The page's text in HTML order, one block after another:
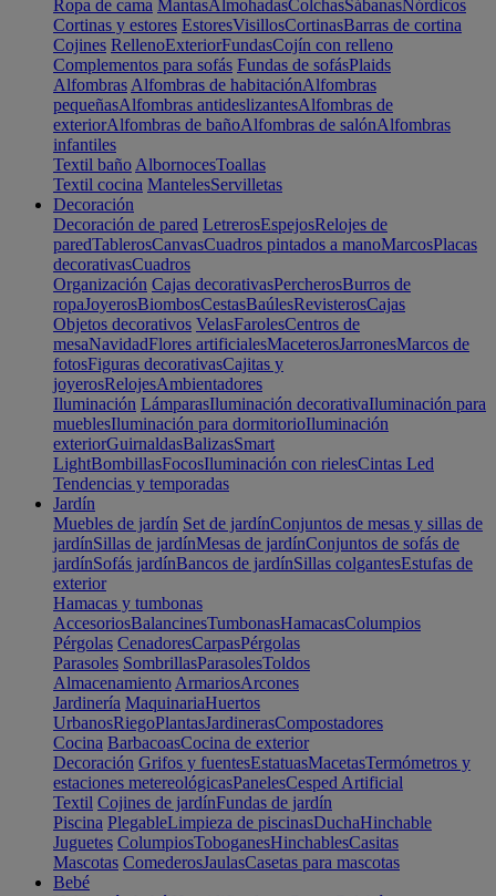
Ropa de cama MantasAlmohadasColchasSábanasNórdicos
Cortinas y estores EstoresVisillosCortinasBarras de cortina
Cojines RellenoExteriorFundasCojín con relleno
Complementos para sofás Fundas de sofásPlaids
Alfombras Alfombras de habitaciónAlfombras
pequeñasAlfombras antideslizantesAlfombras de
exteriorAlfombras de bañoAlfombras de salónAlfombras
infantiles
Textil baño AlbornocesToallas
Textil cocina MantelesServilletas
Decoración
Decoración de pared LetrerosEspejosRelojes de
paredTablerosCanvasCuadros pintados a manoMarcosPlacas
decorativasCuadros
Organización Cajas decorativasPercherosBurros de
ropaJoyerosBiombosCestasBaúlesRevisterosCajas
Objetos decorativos VelasFarolesCentros de
mesaNavidadFlores artificialesMaceterosJarronesMarcos de
fotosFiguras decorativasCajitas y
joyerosRelojesAmbientadores
Iluminación LámparasIluminación decorativaIluminación para
mueblesIluminación para dormitorioIluminación
exteriorGuirnaldasBalizasSmart
LightBombillasFocosIluminación con rielesCintas Led
Tendencias y temporadas
Jardín
Muebles de jardín Set de jardínConjuntos de mesas y sillas de
jardínSillas de jardínMesas de jardínConjuntos de sofás de
jardínSofás jardínBancos de jardínSillas colgantesEstufas de
exterior
Hamacas y tumbonas
AccesoriosBalancinesTumbonasHamacasColumpios
Pérgolas CenadoresCarpasPérgolas
Parasoles SombrillasParasolesToldos
Almacenamiento ArmariosArcones
Jardinería MaquinariaHuertos
UrbanosRiegoPlantasJardinerasCompostadores
Cocina BarbacoasCocina de exterior
Decoración Grifos y fuentesEstatuasMacetasTermómetros y
estaciones metereológicasPanelesCesped Artificial
Textil Cojines de jardínFundas de jardín
Piscina PlegableLimpieza de piscinasDuchaHinchable
Juguetes ColumpiosToboganesHinchablesCasitas
Mascotas ComederosJaulasCasetas para mascotas
Bebé